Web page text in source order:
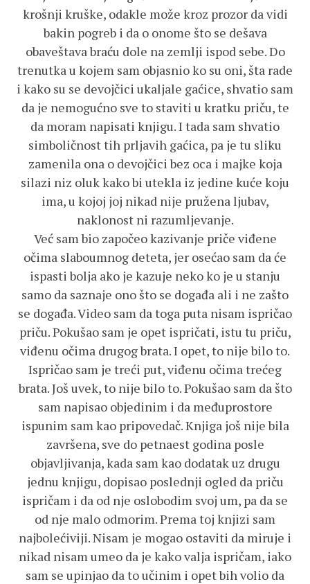
krošnji kruške, odakle može kroz prozor da vidi
bakin pogreb i da o onome što se dešava
obaveštava braću dole na zemlji ispod sebe. Do
trenutka u kojem sam objasnio ko su oni, šta rade
i kako su se devojčici ukaljale gaćice, shvatio sam
da je nemogućno sve to staviti u kratku priču, te
da moram napisati knjigu. I tada sam shvatio
simboličnost tih prljavih gaćica, pa je tu sliku
zamenila ona o devojčici bez oca i majke koja
silazi niz oluk kako bi utekla iz jedine kuće koju
ima, u kojoj joj nikad nije pružena ljubav,
naklonost ni razumljevanje.
Već sam bio započeo kazivanje priče viđene
očima slaboumnog deteta, jer osećao sam da će
ispasti bolja ako je kazuje neko ko je u stanju
samo da saznaje ono što se događa ali i ne zašto
se događa. Video sam da toga puta nisam ispričao
priču. Pokušao sam je opet ispričati, istu tu priču,
viđenu očima drugog brata. I opet, to nije bilo to.
Ispričao sam je treći put, viđenu očima trećeg
brata. Još uvek, to nije bilo to. Pokušao sam da što
sam napisao objedinim i da međuprostore
ispunim sam kao pripovedač. Knjiga još nije bila
završena, sve do petnaest godina posle
objavljivanja, kada sam kao dodatak uz drugu
jednu knjigu, dopisao poslednji ogled da priču
ispričam i da od nje oslobodim svoj um, pa da se
od nje malo odmorim. Prema toj knjizi sam
najbolećiviji. Nisam je mogao ostaviti da miruje i
nikad nisam umeo da je kako valja ispričam, iako
sam se upinjao da to učinim i opet bih volio da